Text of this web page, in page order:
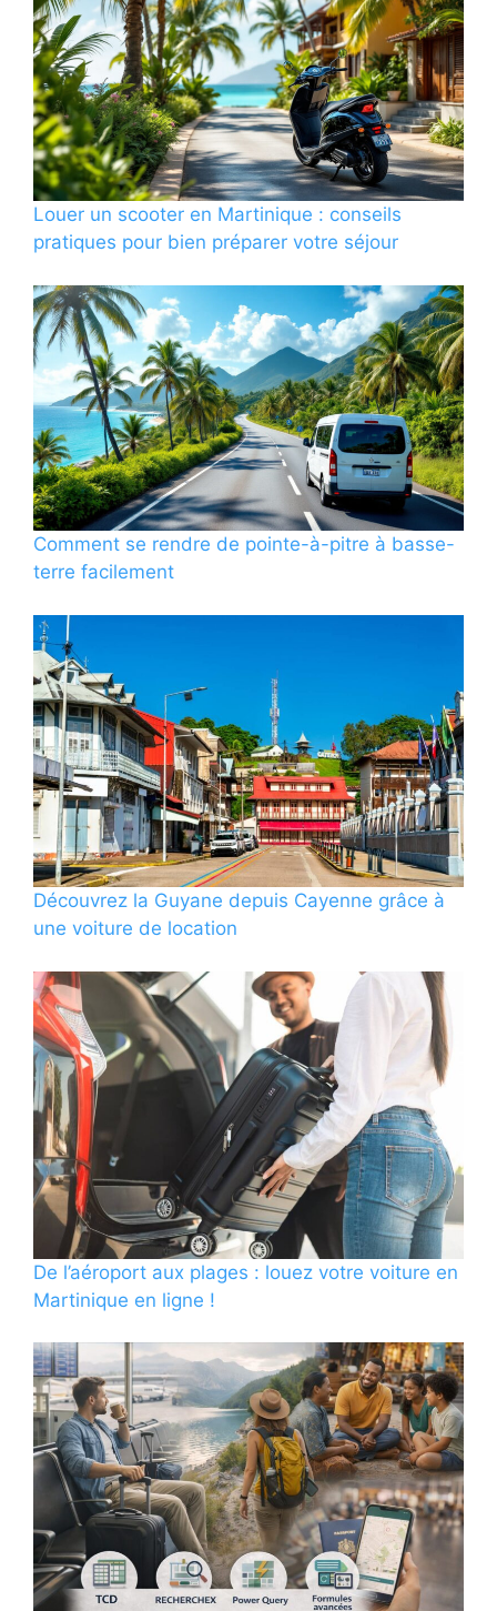
Louer un scooter en Martinique : conseils
pratiques pour bien préparer votre séjour
Comment se rendre de pointe-à-pitre à basse-
terre facilement
Découvrez la Guyane depuis Cayenne grâce à
une voiture de location
De l’aéroport aux plages : louez votre voiture en
Martinique en ligne !